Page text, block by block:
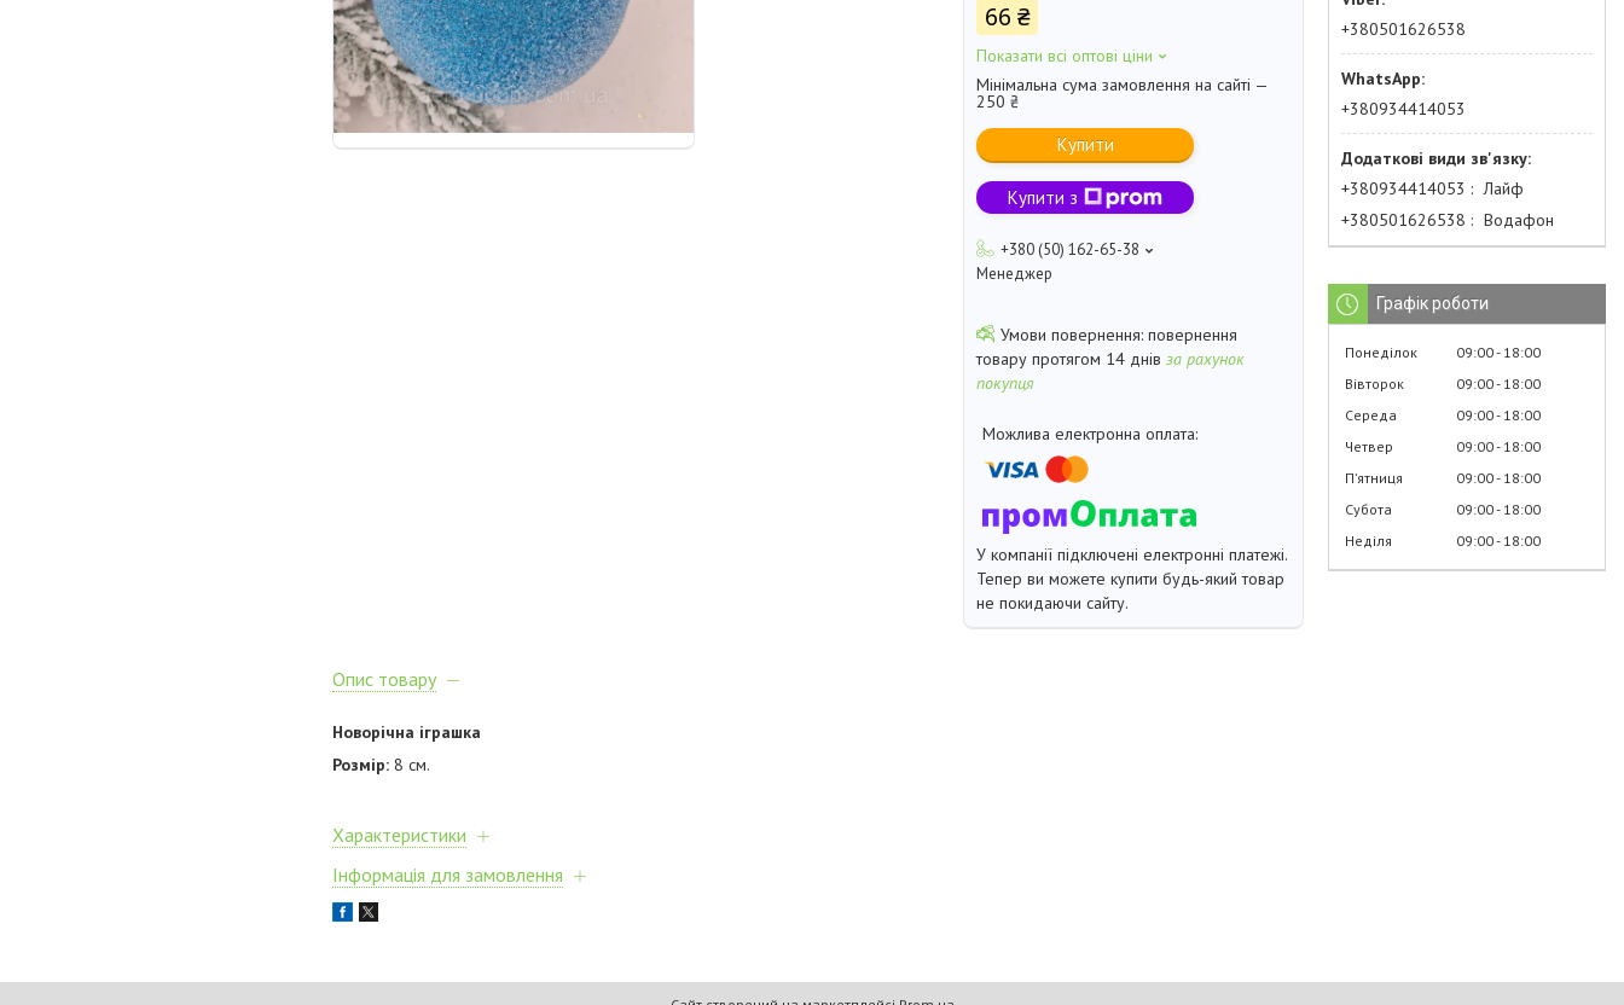
66 ₴
Показати всі оптові ціни
Мінімальна сума замовлення на сайті —
250 ₴
Купити
Купити з
+380 (50) 162-65-38
Менеджер
повернення
товару протягом 14 днів за рахунок
покупця
У компанії підключені електронні платежі.
Тепер ви можете купити будь-який товар
не покидаючи сайту.
Опис товару
Новорічна іграшка
Розмір: 8 см.
Характеристики
Інформація для замовлення
+380501626538
+380934414053
+380934414053
Лайф
+380501626538
Водафон
Графік роботи
Понеділок 09:00 18:00
Вівторок
09:00 18:00
Середа
09:00 18:00
Четвер
09:00 18:00
Пʼятниця
09:00 18:00
Субота
09:00 18:00
Неділя
09:00 18:00